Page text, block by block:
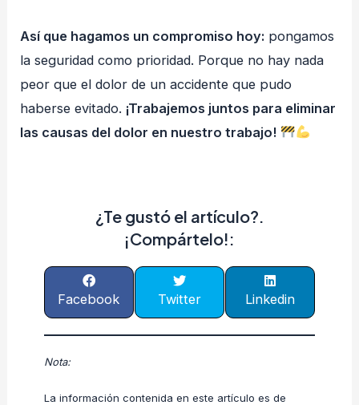
Así que hagamos un compromiso hoy: pongamos
la seguridad como prioridad. Porque no hay nada
peor que el dolor de un accidente que pudo
haberse evitado. ¡Trabajemos juntos para eliminar
las causas del dolor en nuestro trabajo!
¿Te gustó el artículo?.
¡Compártelo!:
Facebook Twitter Linkedin
Nota:
La información contenida en este artículo es de